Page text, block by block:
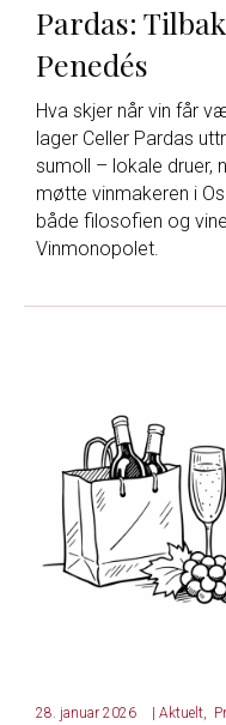
Pardas:
Penedés
Hva skjer når vin får
lager Celler Pardas
sumoll – lokale druer,
møtte vinmakeren i
både filosofien og
Vinmonopolet.
28. januar 2026 | Aktuelt